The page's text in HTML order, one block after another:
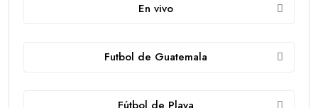
En vivo
Futbol de Guatemala